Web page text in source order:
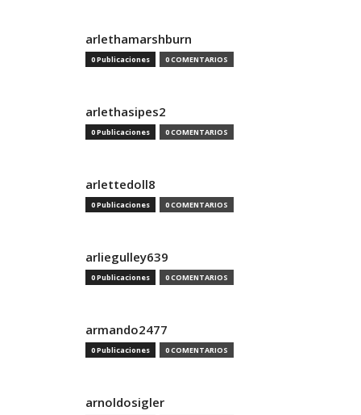
arlethamarshburn
0 Publicaciones 0 COMENTARIOS
arlethasipes2
0 Publicaciones 0 COMENTARIOS
arlettedoll8
0 Publicaciones 0 COMENTARIOS
arliegulley639
0 Publicaciones 0 COMENTARIOS
armando2477
0 Publicaciones 0 COMENTARIOS
arnoldosigler